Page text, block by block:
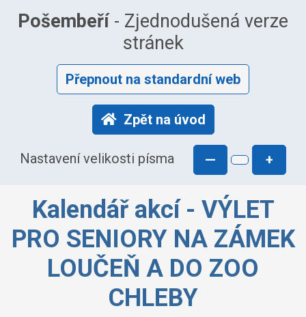
Pošembeří- Zjednodušená verze
stránek
Přepnout na standardní web
Zpět na úvod
Nastavení velikosti písma — +
Kalendář akcí - VÝLET
PRO SENIORY NA ZÁMEK
LOUČEŇ A DO ZOO
CHLEBY